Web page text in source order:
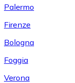
Palermo
Firenze
Bologna
Foggia
Verona